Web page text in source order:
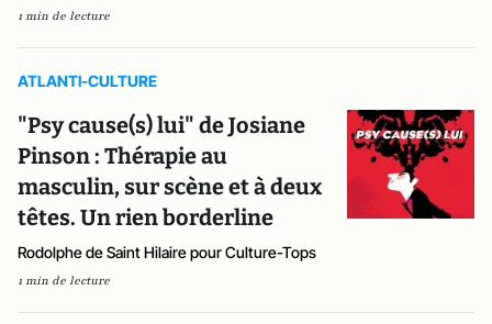
1 min de lecture
ATLANTI-CULTURE
"Psy cause(s) lui" de Josiane
Pinson : Thérapie au
masculin, sur scène et à deux
têtes. Un rien borderline
Rodolphe de Saint Hilaire pour Culture-Tops
1 min de lecture